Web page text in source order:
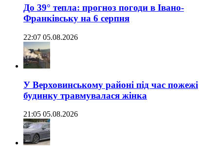
До 39° тепла: прогноз погоди в Івано-
Франківську на 6 серпня
22:07 05.08.2026
У Верховинському районі під час пожежі
будинку травмувалася жінка
21:05 05.08.2026